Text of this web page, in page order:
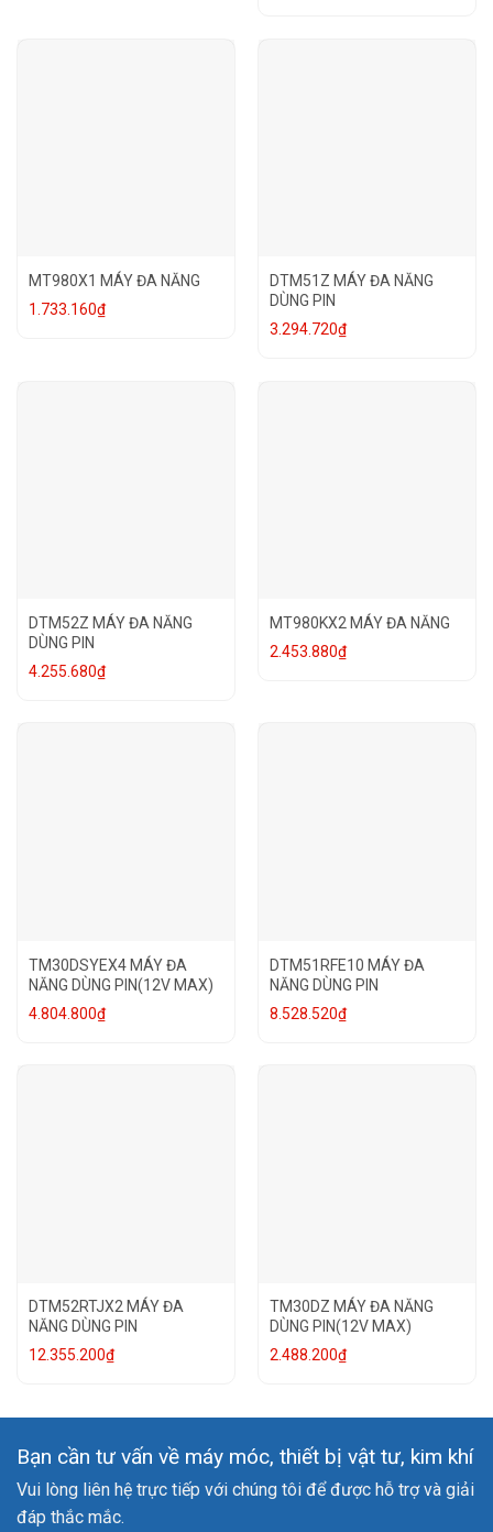
MT980X1 MÁY ĐA NĂNG
1.733.160₫
DTM51Z MÁY ĐA NĂNG
DÙNG PIN
3.294.720₫
DTM52Z MÁY ĐA NĂNG
DÙNG PIN
4.255.680₫
MT980KX2 MÁY ĐA NĂNG
2.453.880₫
TM30DSYEX4 MÁY ĐA
NĂNG DÙNG PIN(12V MAX)
4.804.800₫
DTM51RFE10 MÁY ĐA
NĂNG DÙNG PIN
8.528.520₫
DTM52RTJX2 MÁY ĐA
NĂNG DÙNG PIN
12.355.200₫
TM30DZ MÁY ĐA NĂNG
DÙNG PIN(12V MAX)
2.488.200₫
Bạn cần tư vấn về máy móc, thiết bị vật tư, kim khí
Vui lòng liên hệ trực tiếp với chúng tôi để được hỗ trợ và giải
đáp thắc mắc.